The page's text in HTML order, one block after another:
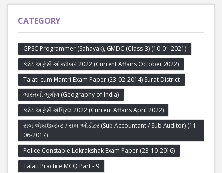
CATEGORY
GPSC Programmer (Sahayak), GMDC (Class-3) (10-01-2021)
કરંટ અફેર્સ ઓક્ટોબર 2022 (Current Affairs October 2022)
Talati cum Mantri Exam Paper (23-02-2014) Surat District
ભારતની ભૂગોળ (Geography of India)
કરંટ અફેર્સ એપ્રિલ 2022 (Current Affairs April 2022)
સબ એકાઉન્ટન્ટ / સબ ઓડીટર (Sub Accountant / Sub Auditor) (11-
06-2017)
Police Constable Lokrakshak Exam Paper (23-10-2016)
Talati Practice MCQ Part - 9